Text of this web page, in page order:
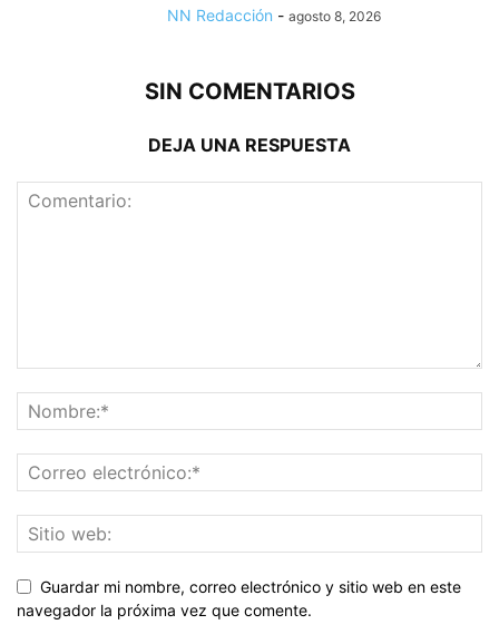
NN Redacción - agosto 8, 2026
SIN COMENTARIOS
DEJA UNA RESPUESTA
Guardar mi nombre, correo electrónico y sitio web en este
navegador la próxima vez que comente.